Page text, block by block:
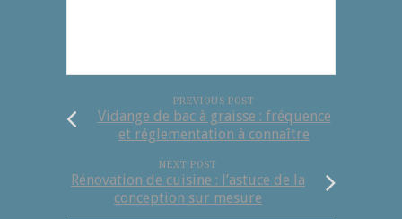
PREVIOUS POST
Vidange de bac à graisse : fréquence
et réglementation à connaître
NEXT POST
Rénovation de cuisine : l’astuce de la
conception sur mesure